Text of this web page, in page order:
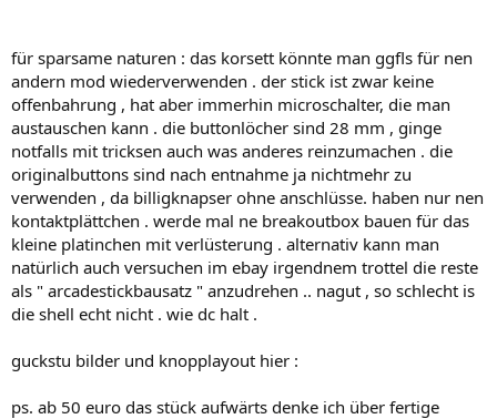
für sparsame naturen : das korsett könnte man ggfls für nen
andern mod wiederverwenden . der stick ist zwar keine
offenbahrung , hat aber immerhin microschalter, die man
austauschen kann . die buttonlöcher sind 28 mm , ginge
notfalls mit tricksen auch was anderes reinzumachen . die
originalbuttons sind nach entnahme ja nichtmehr zu
verwenden , da billigknapser ohne anschlüsse. haben nur nen
kontaktplättchen . werde mal ne breakoutbox bauen für das
kleine platinchen mit verlüsterung . alternativ kann man
natürlich auch versuchen im ebay irgendnem trottel die reste
als " arcadestickbausatz " anzudrehen .. nagut , so schlecht is
die shell echt nicht . wie dc halt .
guckstu bilder und knopplayout hier :
ps. ab 50 euro das stück aufwärts denke ich über fertige